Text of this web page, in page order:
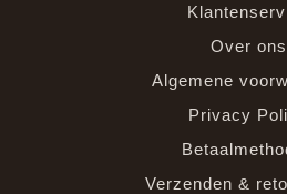
Over ons
Algemene
Privacy
Verzenden &